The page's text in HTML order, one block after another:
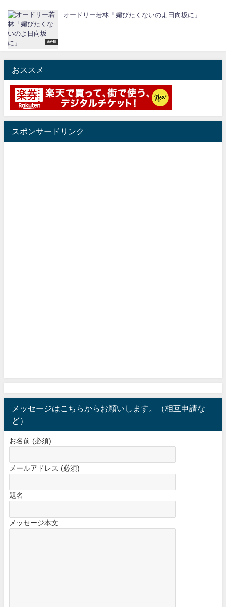
未分類
オードリー若林「媚びたくないのよ日向坂に」
おススメ
スポンサードリンク
メッセージはこちらからお願いします。（相互申請な
ど）
お名前 (必須)
メールアドレス (必須)
題名
メッセージ本文